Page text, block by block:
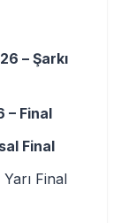
– Şarkı
– Final
Final
Final